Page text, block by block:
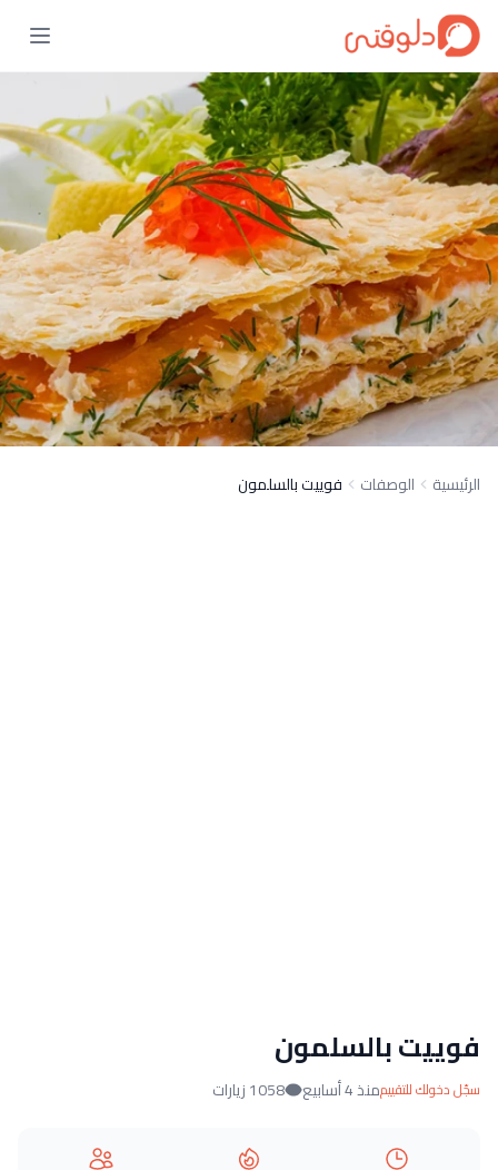
الرئيسية الوصفات فوييت بالسلمون
فوييت بالسلمون
سجّل دخولك للتقييممنذ 4 أسابيع 1058 زيارات